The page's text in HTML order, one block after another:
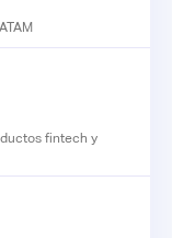
fintech y